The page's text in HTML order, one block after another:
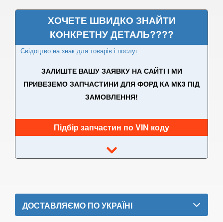
Galaxy Mk3 (CA1, WA6)
KA Mk1 (RBT)
KA Mk2 (RU8)
KA+ Active
Kuga Mk1 (CBV)
Kuga Mk2 (CBS)
Mondeo Mk4 (CA2)
ХОЧЕТЕ ШВИДКО ЗНАЙТИ
КОНКРЕТНУ ДЕТАЛЬ????
Свідоцтво на знак для товарів і послуг
ЗАЛИШТЕ ВАШУ ЗАЯВКУ НА САЙТІ І МИ
ПРИВЕЗЕМО ЗАПЧАСТИНИ ДЛЯ ФОРД КА МК3 ПІД
ЗАМОВЛЕННЯ!
Підбір запчастин по VIN коду
ДОСТАВЛЯЄМО ПО УКРАЇНІ